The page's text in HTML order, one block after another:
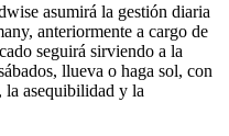
asumirá la gestión diaria
anteriormente a cargo de
seguirá sirviendo a la
llueva o haga sol, con
la asequibilidad y la